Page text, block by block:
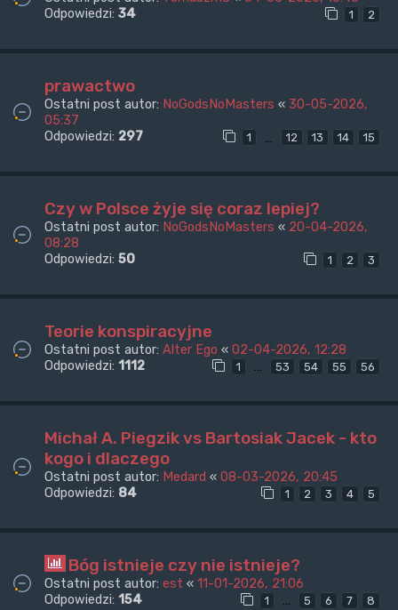
Odpowiedzi: 34 1 2
prawactwo
Ostatni post autor: NoGodsNoMasters « 30-05-2026,
05:37
Odpowiedzi: 297 1 12 13 14 15
Czy w Polsce żyje się coraz lepiej?
Ostatni post autor: NoGodsNoMasters « 20-04-2026,
08:28
Odpowiedzi: 50 1 2 3
Teorie konspiracyjne
Ostatni post autor: Alter Ego « 02-04-2026, 12:28
Odpowiedzi: 1112 1 … 53 54 55 56
Michał A. Piegzik vs Bartosiak Jacek - kto
kogo i dlaczego
Ostatni post autor: Medard « 08-03-2026, 20:45
Odpowiedzi: 84 1 2 3 4 5
Bóg istnieje czy nie istnieje?
Ostatni post autor: est « 11-01-2026, 21:06
Odpowiedzi: 154 1 … 5 6 7 8